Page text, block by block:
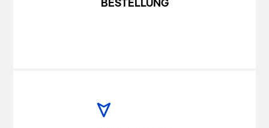
BESTELLUNG